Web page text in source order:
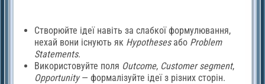
Створюйте ідеї навіть за слабкої формулювання,
нехай вони існують як Hypothesesабо Problem
Statements.
Використовуйте поля Outcome, Customer segment,
Opportunity— формалізуйте ідеї з різних сторін.